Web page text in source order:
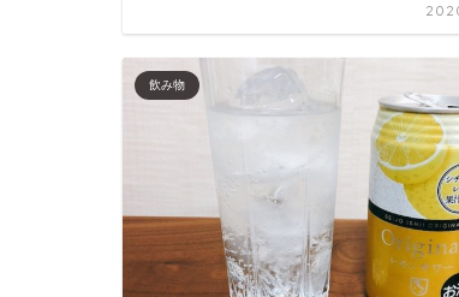
飲み物